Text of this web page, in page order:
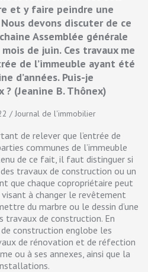
et y faire peindre une
devons discuter de ce
Assemblée générale
de juin. Ces travaux me
de l’immeuble ayant été
d’années. Puis-je
? (Jeanine B. Thônex)
/ Journal de l'immobilier
de relever que l’entrée de
communes de l’immeuble
de ce fait, il faut distinguer si
travaux de construction ou un
que chaque copropriétaire peut
à changer le revêtement
du marbre ou le dessin d’une
travaux de construction. En
construction englobe les
de rénovation et de réfection
ou à ses annexes, ainsi que la